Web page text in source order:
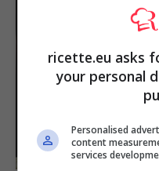
ricette.eu asks
your personal
Personalised
content
services